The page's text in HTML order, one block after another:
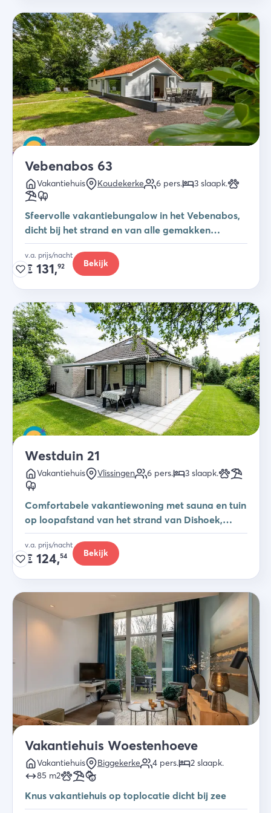
Vebenabos 63
Vakantiehuis Koudekerke 6 pers. 3 slaapk.
Sfeervolle vakantiebungalow in het Vebenabos,
dicht bij het strand en van alle gemakken
voorzien.
v.a. prijs/nacht
€ 131,92 Bekijk
Westduin 21
Vakantiehuis Vlissingen 6 pers. 3 slaapk.
Comfortabele vakantiewoning met sauna en tuin
op loopafstand van het strand van Dishoek,
ideaal voor gezinnen.
v.a. prijs/nacht
€ 124,54 Bekijk
Vakantiehuis Woestenhoeve
Vakantiehuis Biggekerke 4 pers. 2 slaapk.
85 m2
Knus vakantiehuis op toplocatie dicht bij zee